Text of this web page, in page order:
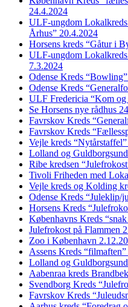
24.4.2024
ULF-ungdom
Århus” 20.4.2024
Horsens kreds “Gåtur i
ULF-ungdom Lokalkreds
7.3.2024
Odense Kreds
Odense Kreds
ULF Fredericia “Kom
Se Horsens nye rådhus
Favrskov Kreds
Favrskov Kreds
Vejle kreds
Lolland og
Ribe kredsen
Tivoli Friheden med
Vejle kreds og Kolding
Odense Kreds “Juleklip/
Horsens Kreds
Københavns Kreds
Julefrokost på Flammen
Zoo i København
Assens Kreds
Lolland og
Aabenraa kreds
Svendborg Kreds
Favrskov Kreds